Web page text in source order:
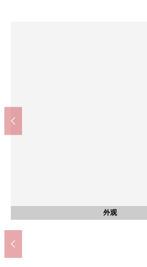
外观
客厅
客厅
客厅
厨房
厨房
厨房
厨房
日式房间
洗脸
公共汽车
收纳
客厅
厕所
厕所
室内
室内
室内
室内
门口
风景
阳台
门口
门口
外观
外观
丹太阳西小学(约800m)
丹太阳中学(约1600m)
药品杉山多加木商店(约